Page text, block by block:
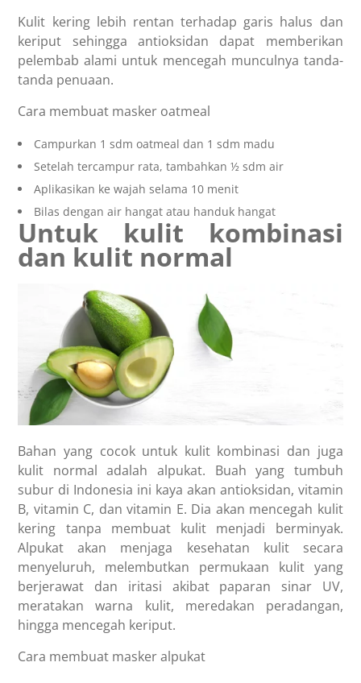
Kulit kering lebih rentan terhadap garis halus dan
keriput sehingga antioksidan dapat memberikan
pelembab alami untuk mencegah munculnya tanda-
tanda penuaan.
Cara membuat masker oatmeal
Campurkan 1 sdm oatmeal dan 1 sdm madu
Setelah tercampur rata, tambahkan ½ sdm air
Aplikasikan ke wajah selama 10 menit
Bilas dengan air hangat atau handuk hangat
Untuk kulit kombinasi
dan kulit normal
Bahan yang cocok untuk kulit kombinasi dan juga
kulit normal adalah alpukat. Buah yang tumbuh
subur di Indonesia ini kaya akan antioksidan, vitamin
B, vitamin C, dan vitamin E. Dia akan mencegah kulit
kering tanpa membuat kulit menjadi berminyak.
Alpukat akan menjaga kesehatan kulit secara
menyeluruh, melembutkan permukaan kulit yang
berjerawat dan iritasi akibat paparan sinar UV,
meratakan warna kulit, meredakan peradangan,
hingga mencegah keriput.
Cara membuat masker alpukat